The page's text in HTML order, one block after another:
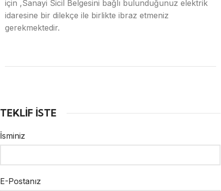
için ,Sanayi Sicil Belgesini bağlı bulunduğunuz elektrik
idaresine bir dilekçe ile birlikte ibraz etmeniz
gerekmektedir.
TEKLİF İSTE
İsminiz
E-Postanız